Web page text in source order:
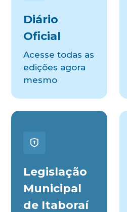
Diário
Oficial
Acesse todas as
edições agora
mesmo
Legislação
Municipal
de Itaboraí